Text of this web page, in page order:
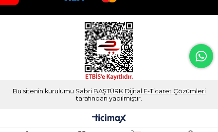
Bu sitenin kurulumu Sabri BAŞTÜRK Dijital E-Ticaret Çözümleri
tarafından yapılmıştır.